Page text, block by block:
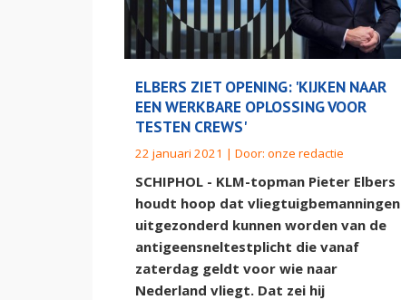
ELBERS ZIET OPENING: 'KIJKEN NAAR
EEN WERKBARE OPLOSSING VOOR
TESTEN CREWS'
22 januari 2021 | Door: onze redactie
SCHIPHOL - KLM-topman Pieter Elbers
houdt hoop dat vliegtuigbemanningen
uitgezonderd kunnen worden van de
antigeensneltestplicht die vanaf
zaterdag geldt voor wie naar
Nederland vliegt. Dat zei hij